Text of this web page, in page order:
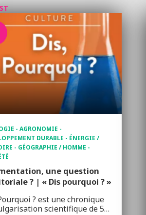
- AGRONOMIE -
DURABLE - ÉNERGIE /
- GÉOGRAPHIE / HOMME -
une question
? | « Dis pourquoi ? »
? est une chronique
scientifique de 5…